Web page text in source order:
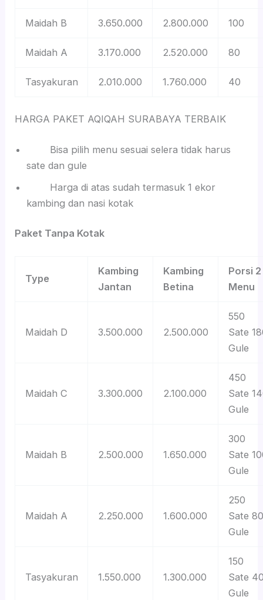
Maidah B 3.650.000 2.800.000 100
Maidah A 3.170.000 2.520.000 80
Tasyakuran 2.010.000 1.760.000 40
HARGA PAKET AQIQAH SURABAYA TERBAIK
Bisa pilih menu sesuai selera tidak harus
sate dan gule
Harga di atas sudah termasuk 1 ekor
kambing dan nasi kotak
Paket Tanpa Kotak
Type
Kambing
Jantan
Kambing
Betina
Porsi 2
Menu
Maidah D 3.500.000 2.500.000
550
Sate
Gule
Maidah C 3.300.000 2.100.000
450
Sate
Gule
Maidah B 2.500.000 1.650.000
300
Sate
Gule
Maidah A 2.250.000 1.600.000
250
Sate 80
Gule
Tasyakuran 1.550.000 1.300.000
150
Sate
Gule